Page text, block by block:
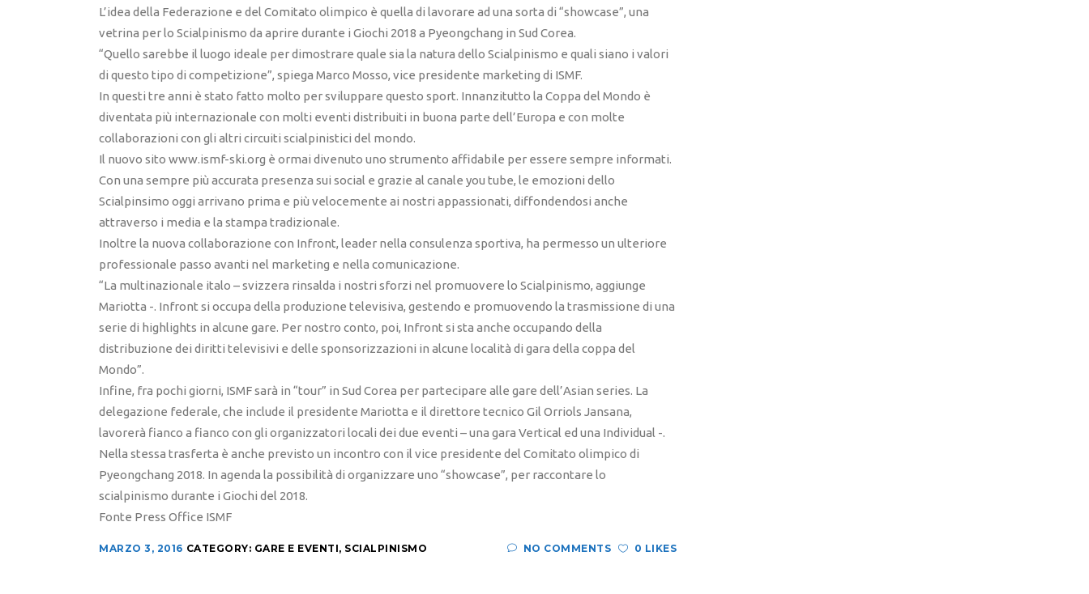
L’idea della Federazione e del Comitato olimpico è quella di lavorare ad una sorta di “showcase”, una
vetrina per lo Scialpinismo da aprire durante i Giochi 2018 a Pyeongchang in Sud Corea.
“Quello sarebbe il luogo ideale per dimostrare quale sia la natura dello Scialpinismo e quali siano i valori
di questo tipo di competizione”, spiega Marco Mosso, vice presidente marketing di ISMF.
In questi tre anni è stato fatto molto per sviluppare questo sport. Innanzitutto la Coppa del Mondo è
diventata più internazionale con molti eventi distribuiti in buona parte dell’Europa e con molte
collaborazioni con gli altri circuiti scialpinistici del mondo.
Il nuovo sito www.ismf-ski.org è ormai divenuto uno strumento affidabile per essere sempre informati.
Con una sempre più accurata presenza sui social e grazie al canale you tube, le emozioni dello
Scialpinsimo oggi arrivano prima e più velocemente ai nostri appassionati, diffondendosi anche
attraverso i media e la stampa tradizionale.
Inoltre la nuova collaborazione con Infront, leader nella consulenza sportiva, ha permesso un ulteriore
professionale passo avanti nel marketing e nella comunicazione.
“La multinazionale italo – svizzera rinsalda i nostri sforzi nel promuovere lo Scialpinismo, aggiunge
Mariotta -. Infront si occupa della produzione televisiva, gestendo e promuovendo la trasmissione di una
serie di highlights in alcune gare. Per nostro conto, poi, Infront si sta anche occupando della
distribuzione dei diritti televisivi e delle sponsorizzazioni in alcune località di gara della coppa del
Mondo”.
Infine, fra pochi giorni, ISMF sarà in “tour” in Sud Corea per partecipare alle gare dell’Asian series. La
delegazione federale, che include il presidente Mariotta e il direttore tecnico Gil Orriols Jansana,
lavorerà fianco a fianco con gli organizzatori locali dei due eventi – una gara Vertical ed una Individual -.
Nella stessa trasferta è anche previsto un incontro con il vice presidente del Comitato olimpico di
Pyeongchang 2018. In agenda la possibilità di organizzare uno “showcase”, per raccontare lo
scialpinismo durante i Giochi del 2018.
Fonte Press Office ISMF
MARZO 3, 2016 CATEGORY: GARE E EVENTI, SCIALPINISMO NO COMMENTS 0 LIKES